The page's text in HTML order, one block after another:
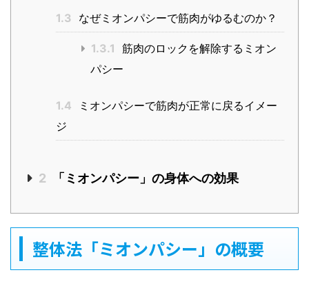
1.3 なぜミオンパシーで筋肉がゆるむのか？
1.3.1 筋肉のロックを解除するミオン
パシー
1.4
ミオンパシーで筋肉が正常に戻るイメー
ジ
2 「ミオンパシー」の身体への効果
整体法「ミオンパシー」の概要